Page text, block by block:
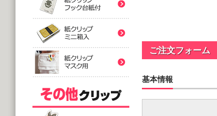
ご注文フォーム
基本情報
@32.52～
紙クリップ印刷有
@48.74～
(5,000個 1個あたり)
@55.92～
(5,000個 1個あたり)
アクリルクリップ印